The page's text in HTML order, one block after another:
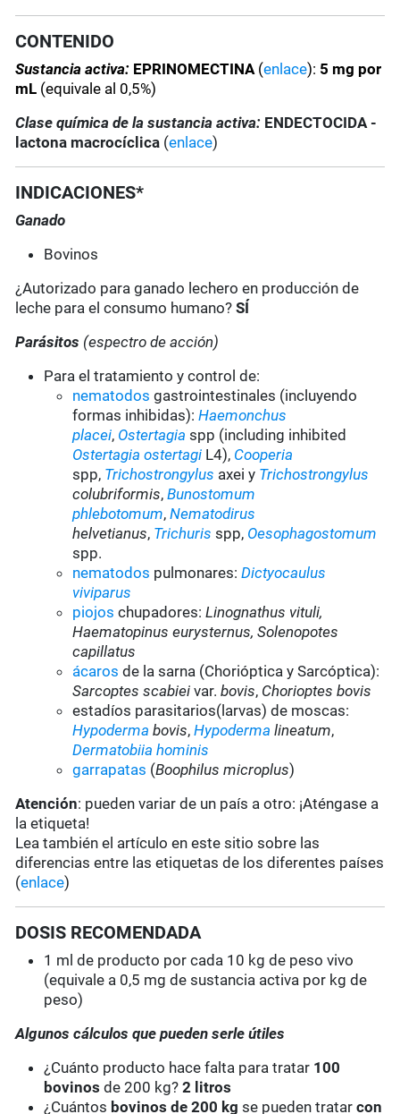
CONTENIDO
Sustancia activa: EPRINOMECTINA (enlace): 5 mg por
mL (equivale al 0,5%)
Clase química de la sustancia activa: ENDECTOCIDA -
lactona macrocíclica (enlace)
INDICACIONES*
Ganado
Bovinos
¿Autorizado para ganado lechero en producción de
leche para el consumo humano?SÍ
Parásitos (espectro de acción)
Para el tratamiento y control de:
nematodos gastrointestinales (incluyendo
formas inhibidas):Haemonchus
placei, Ostertagiaspp (including inhibited
Ostertagia ostertagi L4), Cooperia
spp, Trichostrongylus axei y Trichostrongylus
colubriformis,Bunostomum
phlebotomum,Nematodirus
helvetianus, Trichurisspp, Oesophagostomum
spp.
nematodos pulmonares:Dictyocaulus
viviparus
piojos chupadores:Linognathus vituli,
Haematopinus eurysternus, Solenopotes
capillatus
ácaros de la sarna (Chorióptica y Sarcóptica):
Sarcoptes scabiei var.bovis, Chorioptes bovis
estadíos parasitarios(larvas) de moscas:
Hypoderma bovis,Hypoderma lineatum,
Dermatobiia hominis
garrapatas (Boophilus microplus)
Atención: pueden variar de un país a otro: ¡Aténgase a
la etiqueta!
Lea también el artículo en este sitio sobre las
diferencias entre las etiquetas de los diferentes países
(enlace)
DOSIS RECOMENDADA
1 ml de producto por cada 10 kg de peso vivo
(equivale a 0,5 mg de sustancia activa por kg de
peso)
Algunos cálculos que pueden serle útiles
¿Cuánto producto hace falta para tratar 100
bovinosde 200 kg?2 litros
¿Cuántos bovinos de 200 kg se pueden tratarcon